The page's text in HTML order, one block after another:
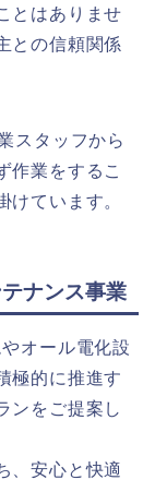
とはありませ
との信頼関係
スタッフから
作業をするこ
けています。
ナンス事業
オール電化設
極的に推進す
ンをご提案し
、安心と快適